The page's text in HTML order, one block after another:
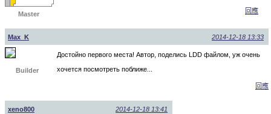
Master 回應
Max_K 2014-12-18 13:33
Builder
Достойно первого места! Автор, поделись LDD файлом, уж очень
хочется посмотреть поближе...
回應
xeno800 2014-12-18 13:41